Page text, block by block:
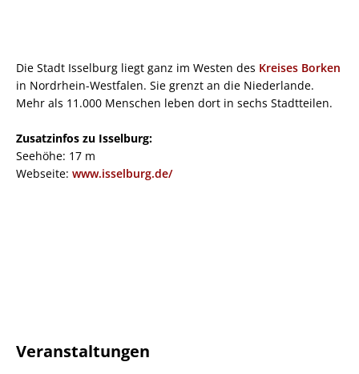
Die Stadt Isselburg liegt ganz im Westen des Kreises Borken
in Nordrhein-Westfalen. Sie grenzt an die Niederlande.
Mehr als 11.000 Menschen leben dort in sechs Stadtteilen.
Zusatzinfos zu Isselburg:
Seehöhe: 17 m
Webseite: www.isselburg.de/
Veranstaltungen